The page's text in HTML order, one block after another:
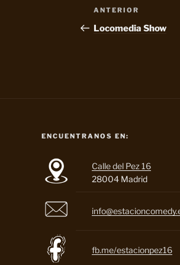
Navegación
de
Entrada
anterior:
ANTERIOR
Locomedia Show
ENCUENTRANOS EN:
Calle del Pez 16
28004 Madrid
fb.me/estacionpez16